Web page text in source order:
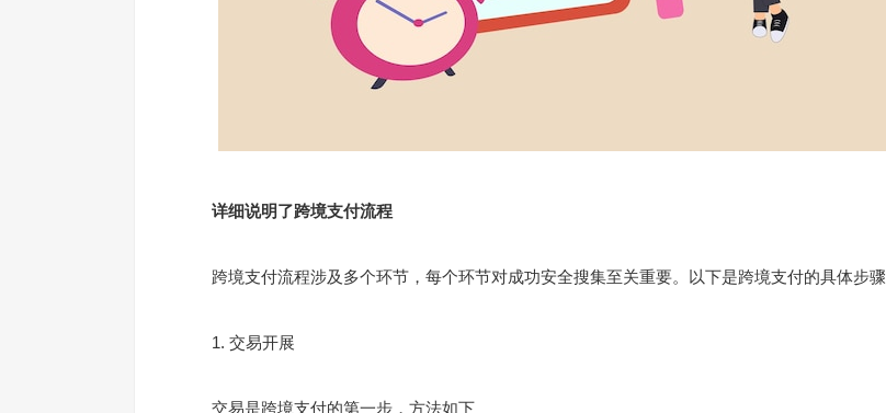
详细说明了跨境支付流程
跨境支付流程涉及多个环节，每个环节对成功安全搜集至关重要。以下是跨境支付的具体步骤
1. 交易开展
交易是跨境支付的第一步，方法如下